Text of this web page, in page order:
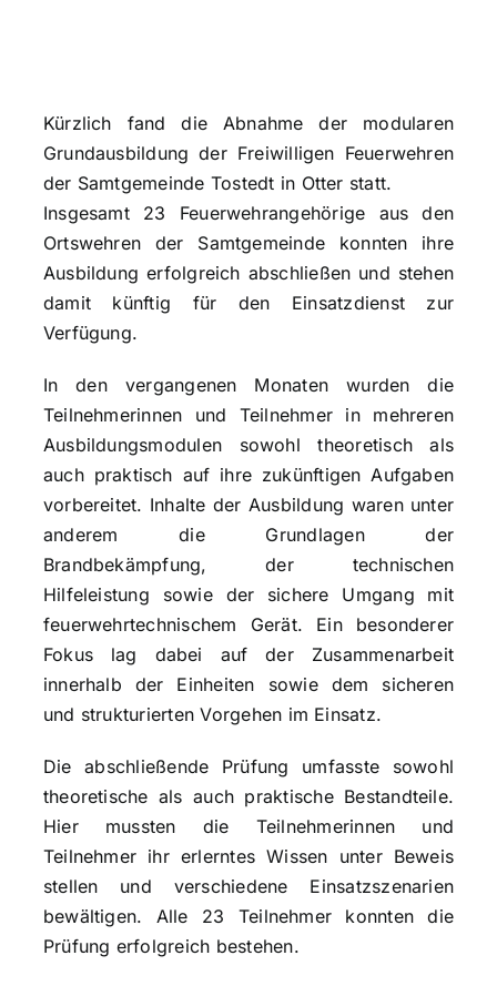
Kürzlich fand die Abnahme der modularen
Grundausbildung der Freiwilligen Feuerwehren
der Samtgemeinde Tostedt in Otter statt.
Insgesamt 23 Feuerwehrangehörige aus den
Ortswehren der Samtgemeinde konnten ihre
Ausbildung erfolgreich abschließen und stehen
damit künftig für den Einsatzdienst zur
Verfügung.
In den vergangenen Monaten wurden die
Teilnehmerinnen und Teilnehmer in mehreren
Ausbildungsmodulen sowohl theoretisch als
auch praktisch auf ihre zukünftigen Aufgaben
vorbereitet. Inhalte der Ausbildung waren unter
anderem die Grundlagen der
Brandbekämpfung, der technischen
Hilfeleistung sowie der sichere Umgang mit
feuerwehrtechnischem Gerät. Ein besonderer
Fokus lag dabei auf der Zusammenarbeit
innerhalb der Einheiten sowie dem sicheren
und strukturierten Vorgehen im Einsatz.
Die abschließende Prüfung umfasste sowohl
theoretische als auch praktische Bestandteile.
Hier mussten die Teilnehmerinnen und
Teilnehmer ihr erlerntes Wissen unter Beweis
stellen und verschiedene Einsatzszenarien
bewältigen. Alle 23 Teilnehmer konnten die
Prüfung erfolgreich bestehen.